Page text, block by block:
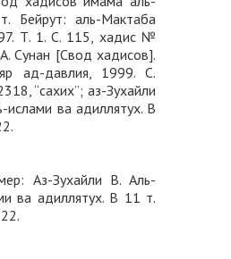
Бейрут: аль-Мактаба
Т. 1. С. 115, хадис №
Сунан [Свод хадисов].
ад-давлия, 1999. С.
“сахих”; аз-Зухайли
ислами ва адиллятух. В
Аз-Зухайли В. Аль-
ва адиллятух. В 11 т.